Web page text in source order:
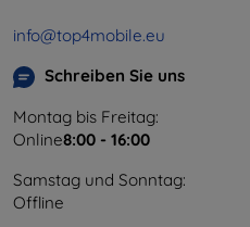
info@top4mobile.eu
Schreiben Sie uns
Montag bis Freitag:
Online8:00 - 16:00
Samstag und Sonntag:
Offline